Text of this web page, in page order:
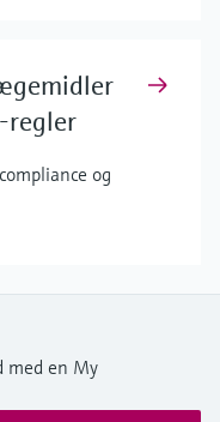
regler
og
med en My